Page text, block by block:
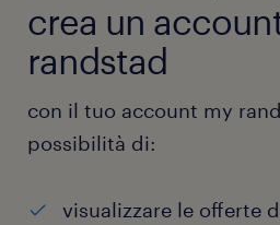
crea un
randstad
con il tuo account my
possibilità di:
visualizzare le offerte